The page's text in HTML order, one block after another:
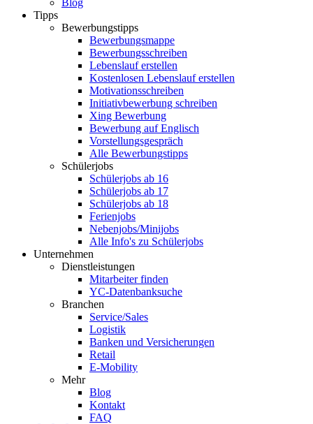
Blog
Tipps
Bewerbungstipps
Bewerbungsmappe
Bewerbungsschreiben
Lebenslauf erstellen
Kostenlosen Lebenslauf erstellen
Motivationsschreiben
Initiativbewerbung schreiben
Xing Bewerbung
Bewerbung auf Englisch
Vorstellungsgespräch
Alle Bewerbungstipps
Schülerjobs
Schülerjobs ab 16
Schülerjobs ab 17
Schülerjobs ab 18
Ferienjobs
Nebenjobs/Minijobs
Alle Info's zu Schülerjobs
Unternehmen
Dienstleistungen
Mitarbeiter finden
YC-Datenbanksuche
Branchen
Service/Sales
Logistik
Banken und Versicherungen
Retail
E-Mobility
Mehr
Blog
Kontakt
FAQ